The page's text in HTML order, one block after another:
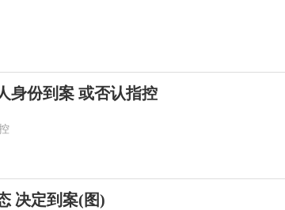
身份到案 或否认指控
决定到案(图)